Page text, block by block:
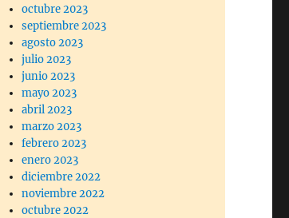
octubre 2023
septiembre 2023
agosto 2023
julio 2023
junio 2023
mayo 2023
abril 2023
marzo 2023
febrero 2023
enero 2023
diciembre 2022
noviembre 2022
octubre 2022